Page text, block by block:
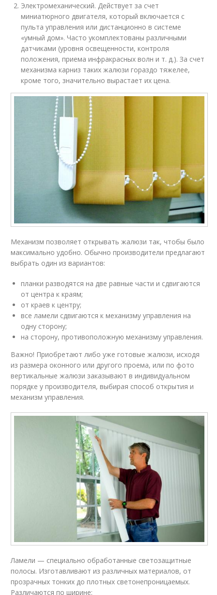
Электромеханический. Действует за счет
миниатюрного двигателя, который включается с
пульта управления или дистанционно в системе
«умный дом». Часто укомплектованы различными
датчиками (уровня освещенности, контроля
положения, приема инфракрасных волн и т. д.). За счет
механизма карниз таких жалюзи гораздо тяжелее,
кроме того, значительно вырастает их цена.
Механизм позволяет открывать жалюзи так, чтобы было
максимально удобно. Обычно производители предлагают
выбрать один из вариантов:
планки разводятся на две равные части и сдвигаются
от центра к краям;
от краев к центру;
все ламели сдвигаются к механизму управления на
одну сторону;
на сторону, противоположную механизму управления.
Важно! Приобретают либо уже готовые жалюзи, исходя
из размера оконного или другого проема, или по фото
вертикальные жалюзи заказывают в индивидуальном
порядке у производителя, выбирая способ открытия и
механизм управления.
Ламели — специально обработанные светозащитные
полосы. Изготавливают из различных материалов, от
прозрачных тонких до плотных светонепроницаемых.
Различаются по ширине: